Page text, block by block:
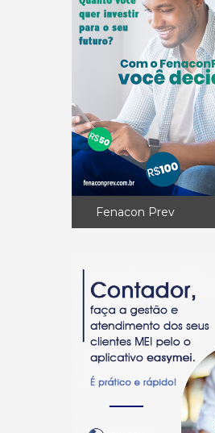
Fenacon Prev